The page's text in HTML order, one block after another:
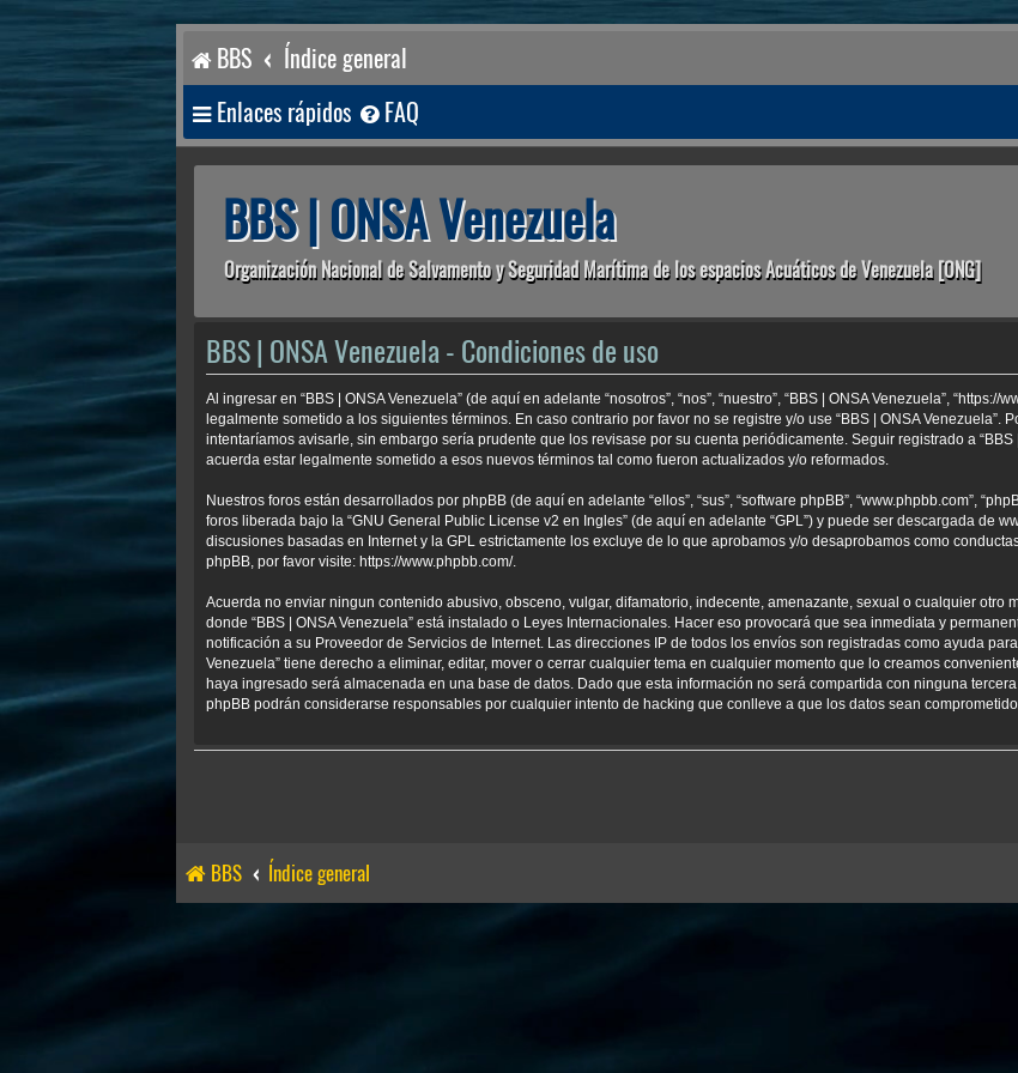
BBS Índice general
Enlaces rápidos FAQ
BBS | ONSA Venezuela
Organización Nacional de Salvamento y Seguridad Marítima de los espacios Acuáticos de Venezuela [ONG]
BBS | ONSA Venezuela - Condiciones de uso
Al ingresar en “BBS | ONSA Venezuela” (de aquí en adelante “nosotros”, “nos”, “nuestro”, “BBS | ONSA Venezuela”,
legalmente sometido a los siguientes términos. En caso contrario por favor no se registre y/o use “BBS | ONSA Venezuela”.
intentaríamos avisarle, sin embargo sería prudente que los revisase por su cuenta periódicamente. Seguir registrado a
acuerda estar legalmente sometido a esos nuevos términos tal como fueron actualizados y/o reformados.
Nuestros foros están desarrollados por phpBB (de aquí en adelante “ellos”, “sus”, “software phpBB”, “www.phpbb.com”,
foros liberada bajo la “GNU General Public License v2 en Ingles” (de aquí en adelante “GPL”) y puede ser descargada de
discusiones basadas en Internet y la GPL estrictamente los excluye de lo que aprobamos y/o desaprobamos como
phpBB, por favor visite: https://www.phpbb.com/.
Acuerda no enviar ningun contenido abusivo, obsceno, vulgar, difamatorio, indecente, amenazante, sexual o cualquier otro
donde “BBS | ONSA Venezuela” está instalado o Leyes Internacionales. Hacer eso provocará que sea inmediata y
notificación a su Proveedor de Servicios de Internet. Las direcciones IP de todos los envíos son registradas como ayuda
Venezuela” tiene derecho a eliminar, editar, mover o cerrar cualquier tema en cualquier momento que lo creamos
haya ingresado será almacenada en una base de datos. Dado que esta información no será compartida con ninguna
phpBB podrán considerarse responsables por cualquier intento de hacking que conlleve a que los datos sean
BBS Índice general